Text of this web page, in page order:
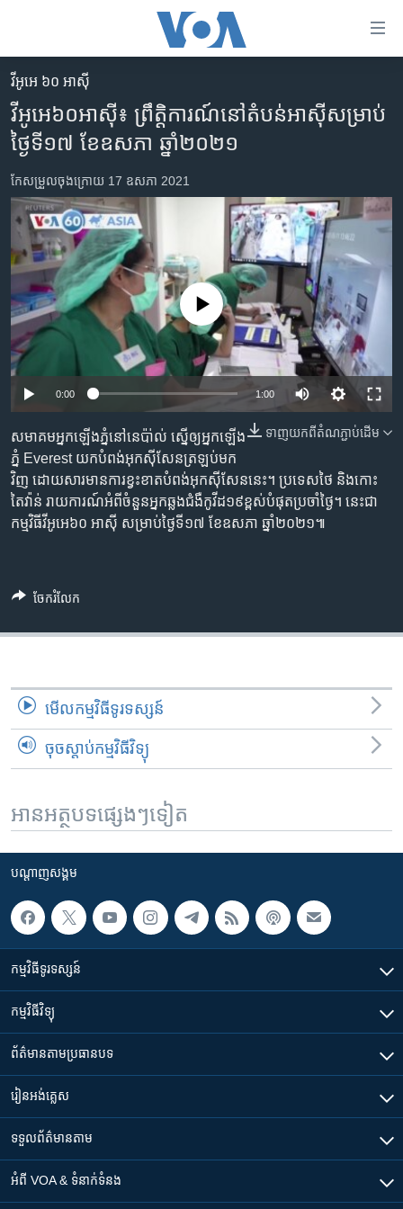
គេហទំព័រ​
ទាក់ទង
រំលង​
និង​
ទៅ​​
ព័ត៌មាន​​
តែ​
ម្តង
រំលង​
និង​
ចូល​
ទៅ​
រចនា
រំលង​
និង​
ចូល​
រក
កម្ពុជា
អន្តរជាតិ
អាមេរិក
ហេឡូវីអូអេ
កម្ពុជាច្នៃប្រតិដ្ឋ
ព្រឹត្តិការណ៍ព័ត៌មាន
ទូរទស្សន៍ / វីដេអូ​
វិទ្យុ / ផតខាសថ៍
កម្មវិធីទាំងអស់
Khmer English
បណ្តាញ​សង្គម
វីអូអេ ៦០ អាស៊ី
វីអូអេ៦០អាស៊ី៖ ព្រឹត្តិការណ៍នៅតំបន់អាស៊ី​សម្រាប់
ថ្ងៃទី១៧ ខែឧសភា ឆ្នាំ២០២១
កែសម្រួល​ចុង​ក្រោយ 17 ឧសភា 2021
No media source currently available
0:00 1:00
ទាញ​យក​ពី​តំណភ្ជាប់​ដើម
សមាគម​អ្នកឡើង​ភ្នំ​នៅ​នេប៉ា់ល់ ស្នើ​ឲ្យ​អ្នកឡើង​
ភ្នំ Everest យក​បំពង់​អុកស៊ីសែន​ត្រឡប់​មក​
វិញ ដោយសារ​មាន​ការខ្វះខាត​បំពង់​អុកស៊ីសែន​នេះ។ ប្រទេស​ថៃ និង​កោះ​
តៃវ៉ាន់ រាយការណ៍​អំពី​ចំនួន​អ្នក​ឆ្លងជំងឺ​កូវីដ១៩​ខ្ពស់​បំផុត​ប្រចាំថ្ងៃ។ នេះជា​
កម្មវិធី​វីអូអេ​៦០ អាស៊ី សម្រាប់​ថ្ងៃទី១៧ ខែឧសភា ឆ្នាំ២០២១៕
ចែករំលែក
មើល​កម្មវិធី​ទូរទស្សន៍
ចុចស្តាប់កម្មវិធីវិទ្យុ
អានអត្ថបទផ្សេងៗទៀត
បណ្តាញ​សង្គម
កម្មវិធី​ទូរទស្សន៍
កម្មវិធី​វិទ្យុ
ព័ត៌មាន​តាមប្រធានបទ​
រៀន​​អង់គ្លេស
ទទួល​ព័ត៌មាន​តាម
អំពី​ VOA & ទំនាក់ទំនង